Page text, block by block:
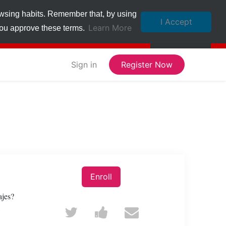
habits. Remember that, by using
approve these terms. Learn More
I Accept
Sign in Register Now
Enroll
TweetPostEmail